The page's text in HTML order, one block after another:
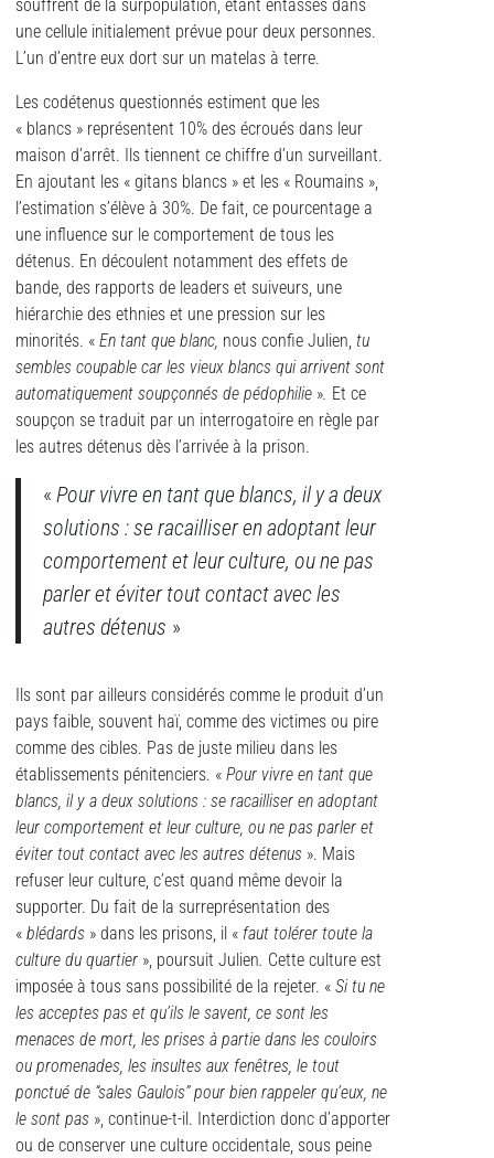
souffrent de la surpopulation, étant entassés dans
une cellule initialement prévue pour deux personnes.
L’un d’entre eux dort sur un matelas à terre.
Les codétenus questionnés estiment que les
« blancs » représentent 10% des écroués dans leur
maison d’arrêt. Ils tiennent ce chiffre d’un surveillant.
En ajoutant les « gitans blancs » et les « Roumains »,
l’estimation s’élève à 30%. De fait, ce pourcentage a
une influence sur le comportement de tous les
détenus. En découlent notamment des effets de
bande, des rapports de leaders et suiveurs, une
hiérarchie des ethnies et une pression sur les
minorités. « En tant que blanc, nous confie Julien, tu
sembles coupable car les vieux blancs qui arrivent sont
automatiquement soupçonnés de pédophilie ». Et ce
soupçon se traduit par un interrogatoire en règle par
les autres détenus dès l’arrivée à la prison.
« Pour vivre en tant que blancs, il y a deux
solutions : se racailliser en adoptant leur
comportement et leur culture, ou ne pas
parler et éviter tout contact avec les
autres détenus »
Ils sont par ailleurs considérés comme le produit d’un
pays faible, souvent haï, comme des victimes ou pire
comme des cibles. Pas de juste milieu dans les
établissements pénitenciers. « Pour vivre en tant que
blancs, il y a deux solutions : se racailliser en adoptant
leur comportement et leur culture, ou ne pas parler et
éviter tout contact avec les autres détenus ». Mais
refuser leur culture, c’est quand même devoir la
supporter. Du fait de la surreprésentation des
« blédards » dans les prisons, il « faut tolérer toute la
culture du quartier », poursuit Julien. Cette culture est
imposée à tous sans possibilité de la rejeter. « Si tu ne
les acceptes pas et qu’ils le savent, ce sont les
menaces de mort, les prises à partie dans les couloirs
ou promenades, les insultes aux fenêtres, le tout
ponctué de “sales Gaulois” pour bien rappeler qu’eux, ne
le sont pas », continue-t-il. Interdiction donc d’apporter
ou de conserver une culture occidentale, sous peine